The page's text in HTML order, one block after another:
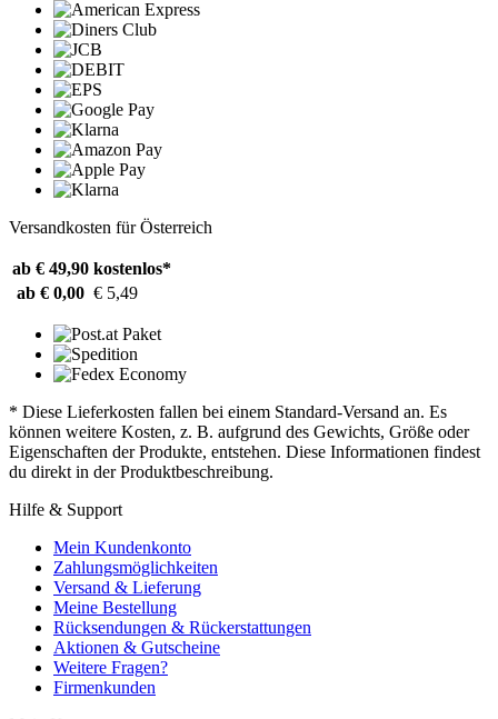
Versandkosten für Österreich
ab € 49,90 kostenlos*
ab € 0,00 € 5,49
* Diese Lieferkosten fallen bei einem Standard-Versand an. Es
können weitere Kosten, z. B. aufgrund des Gewichts, Größe oder
Eigenschaften der Produkte, entstehen. Diese Informationen findest
du direkt in der Produktbeschreibung.
Hilfe & Support
Mein Kundenkonto
Zahlungsmöglichkeiten
Versand & Lieferung
Meine Bestellung
Rücksendungen & Rückerstattungen
Aktionen & Gutscheine
Weitere Fragen?
Firmenkunden